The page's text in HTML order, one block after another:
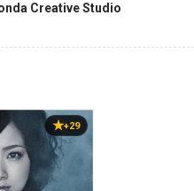
Creative Studio
+29